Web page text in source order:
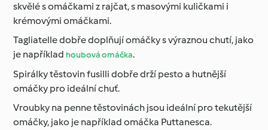
skvělé s omáčkami z rajčat, s masovými kuličkami i
krémovými omáčkami.
Tagliatelle dobře doplňují omáčky s výraznou chutí, jako
je například houbová omáčka.
Spirálky těstovin fusilli dobře drží pesto a hutnější
omáčky pro ideální chuť.
Vroubky na penne těstovinách jsou ideální pro tekutější
omáčky, jako je například omáčka Puttanesca.